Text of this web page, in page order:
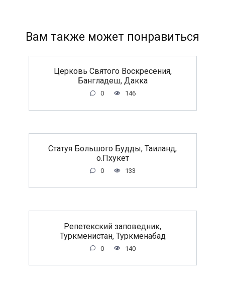
Вам также может понравиться
Церковь Святого Воскресения,
Бангладеш, Дакка
0 146
Статуя Большого Будды, Таиланд,
о.Пхукет
0 133
Репетекский заповедник,
Туркменистан, Туркменабад
0 140